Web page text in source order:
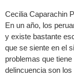
Cecilia Caparachin
En un año, los
y existe bastante
que se siente en el
problemas que
delincuencia son